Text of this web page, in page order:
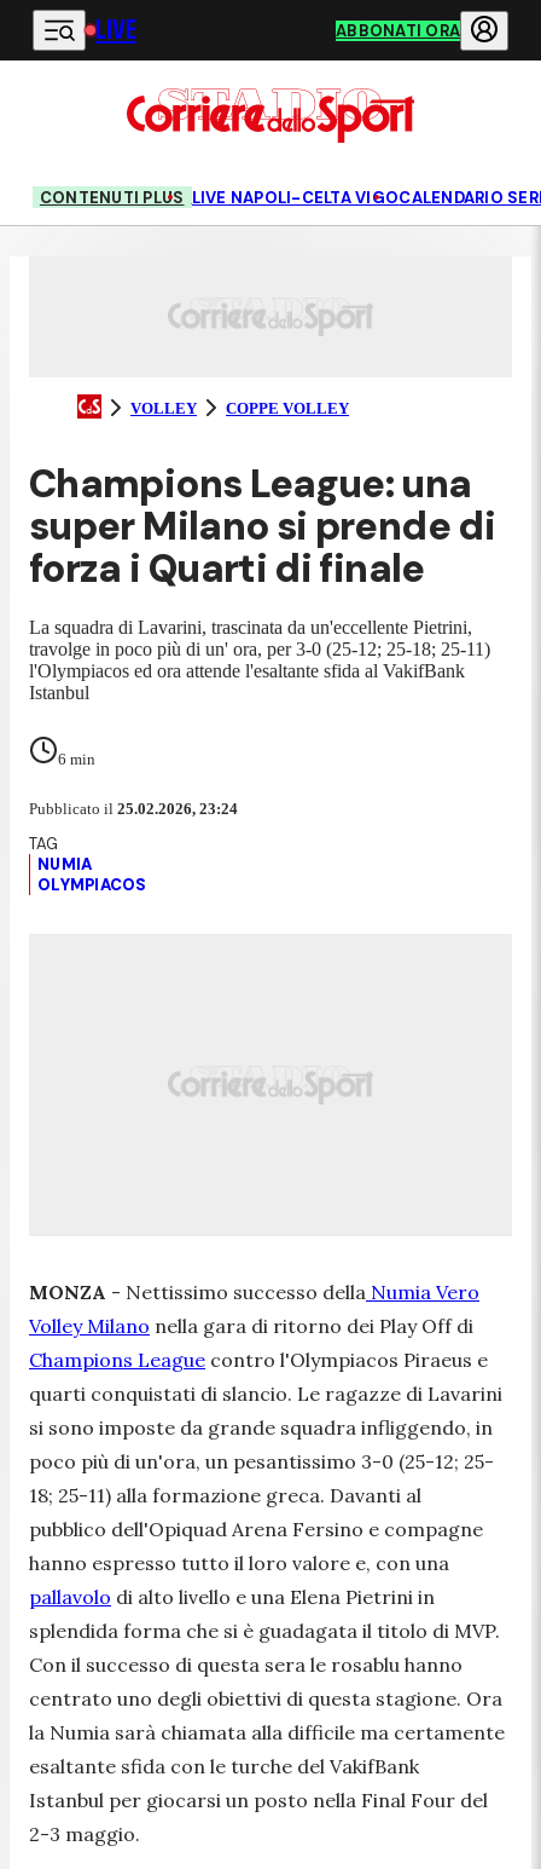
Vai al contenuto principale
LIVE ABBONATI ORA
CONTENUTI PLUS LIVE NAPOLI-CELTA VIGOCALENDARIO
VOLLEY COPPE VOLLEY
Champions League: una
super Milano si prende di
forza i Quarti di finale
La squadra di Lavarini, trascinata da un'eccellente Pietrini,
travolge in poco più di un' ora, per 3-0 (25-12; 25-18; 25-11)
l'Olympiacos ed ora attende l'esaltante sfida al VakifBank
Istanbul
6 min
Pubblicato il 25.02.2026, 23:24
NUMIA
OLYMPIACOS
MONZA - Nettissimo successo della Numia Vero
Volley Milano nella gara di ritorno dei Play Off di
Champions League contro l'Olympiacos Piraeus e
quarti conquistati di slancio. Le ragazze di Lavarini
si sono imposte da grande squadra infliggendo, in
poco più di un'ora, un pesantissimo 3-0 (25-12; 25-
18; 25-11) alla formazione greca. Davanti al
pubblico dell'Opiquad Arena Fersino e compagne
hanno espresso tutto il loro valore e, con una
pallavolo di alto livello e una Elena Pietrini in
splendida forma che si è guadagata il titolo di MVP.
Con il successo di questa sera le rosablu hanno
centrato uno degli obiettivi di questa stagione. Ora
la Numia sarà chiamata alla difficile ma certamente
esaltante sfida con le turche del VakifBank
Istanbul per giocarsi un posto nella Final Four del
2-3 maggio.